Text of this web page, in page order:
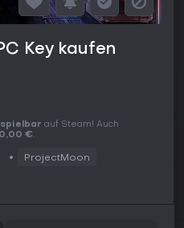
Key kaufen
auf Steam! Auch
0,00 €.
ProjectMoon